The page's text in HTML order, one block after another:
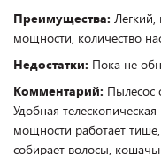
Преимущества: Легкий,
мощности, количество
Недостатки: Пока не
Комментарий: Пылесос
Удобная
мощности работает
собирает волосы,